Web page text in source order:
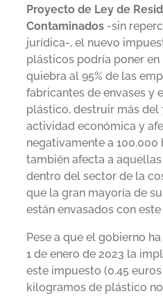
Proyecto de Ley de
Contaminados -sin
jurídica-, el nuevo
plásticos podría poner en
quiebra al 95% de las
fabricantes de envases y
plástico, destruir más del
actividad económica y
negativamente a 100.000
también afecta a
dentro del sector de la
que la gran mayoría de
están envasados con
Pese a que el gobierno
1 de enero de 2023 la
este impuesto (0.45
kilogramos de plástico